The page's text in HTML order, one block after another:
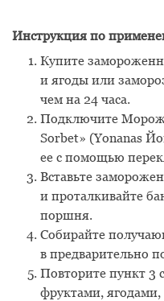
Инструкция по
Купите
и ягоды или
чем на 24 часа.
Подключите
Sorbet» (Yonanas
ее с помощью
Вставьте
и проталкивайте
поршня.
Собирайте
в предварительно
Повторите пункт 3
фруктами,